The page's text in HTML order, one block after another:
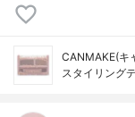
CANMAKE(キ
スタイリング